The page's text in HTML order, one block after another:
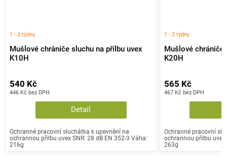
Mušlové chrániče sluchu na přilbu uvex
K10H
1 - 2 týdny
446 Kč bez DPH
540 Kč
Detail
Ochranné pracovní sluchátka k upevnění na
ochrannou přilbu uvex SNR: 28 dB EN 352-3 Váha:
216g
Mušlové chrániče
K20H
1 - 2 týdny
467 Kč bez DPH
565 Kč
Ochranné pracovní
ochrannou přilbu uvex
263g